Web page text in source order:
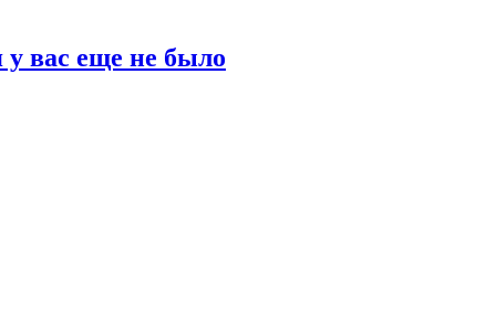
у вас еще не было